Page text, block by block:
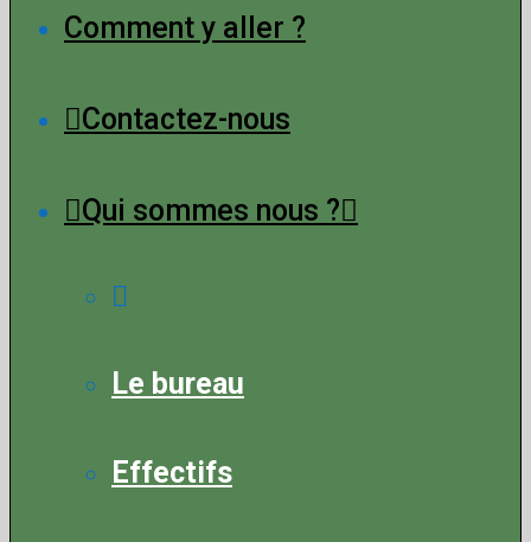
Comment y aller ?
Contactez-nous
Qui sommes nous ?
Le bureau
Effectifs